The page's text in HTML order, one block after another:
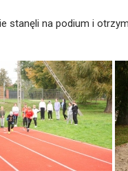
na podium i